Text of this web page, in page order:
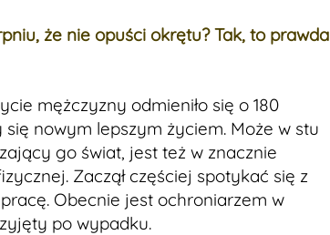
że nie opuści okrętu? Tak, to prawda
mężczyzny odmieniło się o 180
nowym lepszym życiem. Może w stu
go świat, jest też w znacznie
Zaczął częściej spotykać się z
Obecnie jest ochroniarzem w
po wypadku.